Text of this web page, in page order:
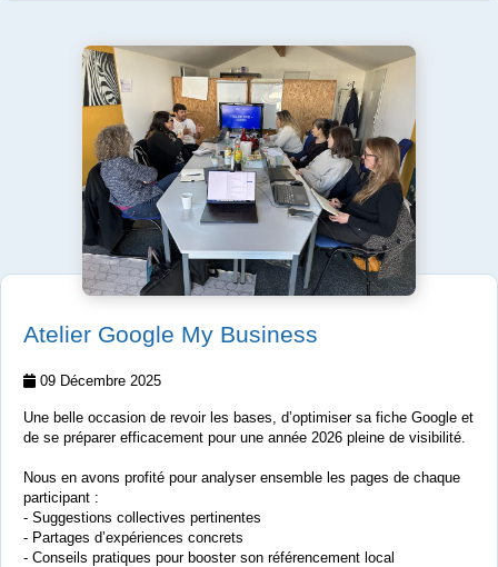
Atelier Google My Business
09 Décembre 2025
Une belle occasion de revoir les bases, d’optimiser sa fiche Google et
de se préparer efficacement pour une année 2026 pleine de visibilité.
Nous en avons profité pour analyser ensemble les pages de chaque
participant :
- Suggestions collectives pertinentes
- Partages d’expériences concrets
- Conseils pratiques pour booster son référencement local